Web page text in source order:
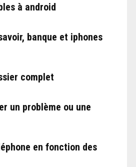
à android
banque et iphones
complet
un problème ou une
en fonction des